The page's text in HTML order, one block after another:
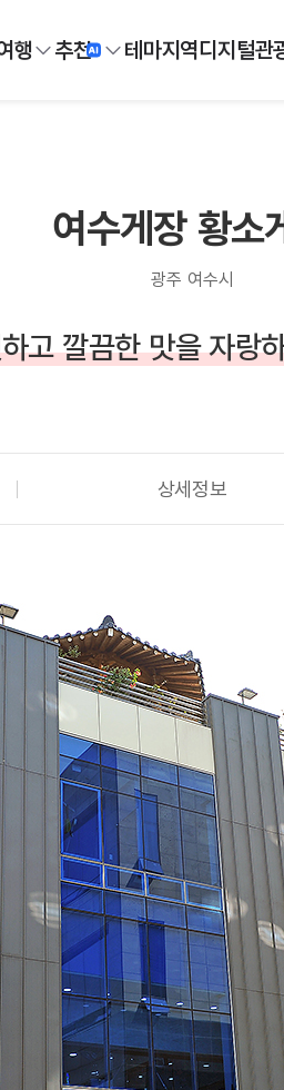
행 추천 테마지역디지털관
여수게장 황소
광주 여수시
고 깔끔한 맛을 자랑
상세정보